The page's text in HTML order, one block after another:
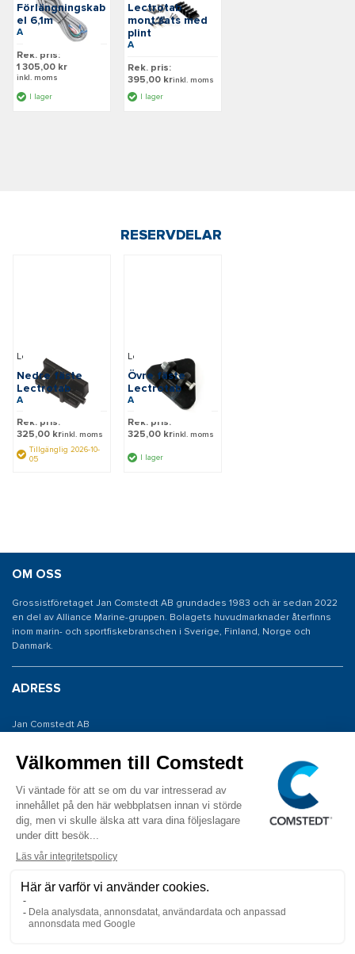
Förlängningskab
el 6,1m
Art: W4-20
Rek. pris:
1 305,00 kr
inkl. moms
I lager
Lectrotab
mont.sats med
plint
Art: HK
Rek. pris:
395,00 krinkl. moms
I lager
RESERVDELAR
Nedre fäste
Lectrotab
Art: BL
Lectrotab
Rek. pris:
325,00 krinkl. moms
Tillgänglig 2026-10-
05
Övre fäste
Lectrotab
Art: BU
Lectrotab
Rek. pris:
325,00 krinkl. moms
I lager
OM OSS
Grossistföretaget Jan Comstedt AB grundades 1983 och är sedan 2022
en del av Alliance Marine-gruppen. Bolagets huvudmarknader återfinns
inom marin- och sportfiskebranschen i Sverige, Finland, Norge och
Danmark.
ADRESS
Jan Comstedt AB
426 53 Västra Frölunda
KONTAKTA OSS